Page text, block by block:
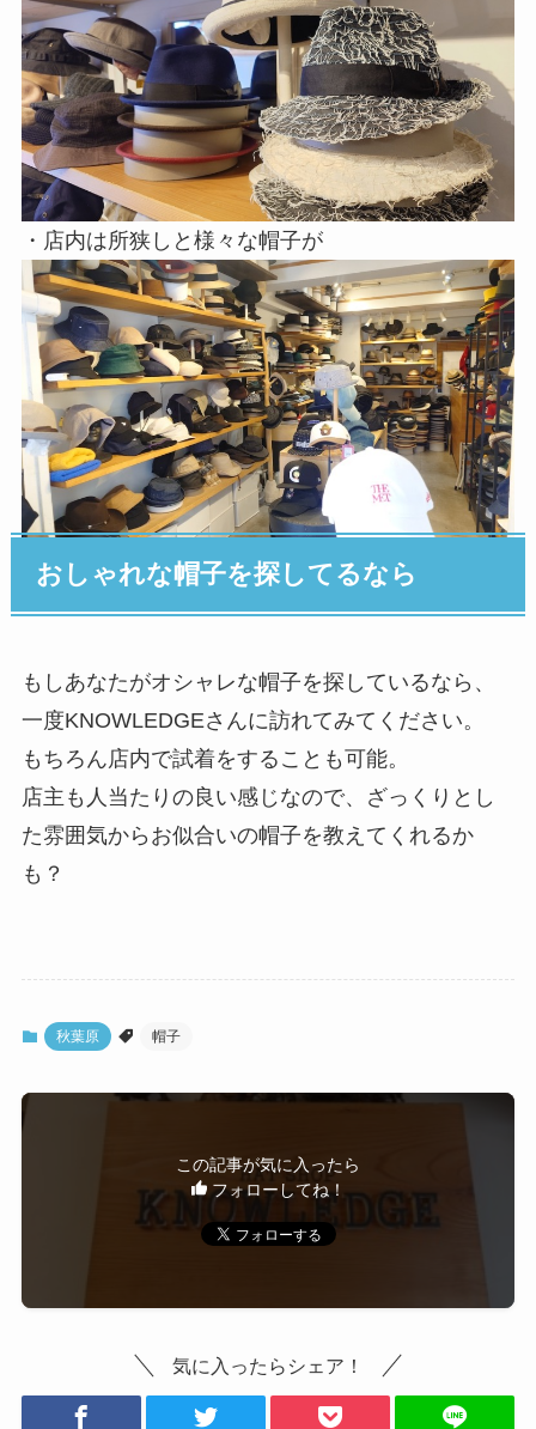
・店内は所狭しと様々な帽子が
おしゃれな帽子を探してるなら
もしあなたがオシャレな帽子を探しているなら、
一度KNOWLEDGEさんに訪れてみてください。
もちろん店内で試着をすることも可能。
店主も人当たりの良い感じなので、ざっくりとし
た雰囲気からお似合いの帽子を教えてくれるか
も？
秋葉原 帽子
この記事が気に入ったら
フォローしてね！
気に入ったらシェア！